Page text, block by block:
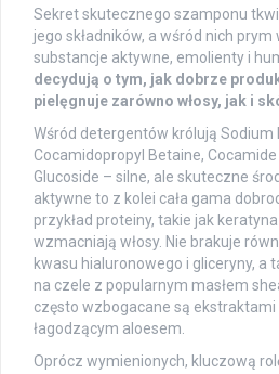
Sekret skutecznego szamponu
jego składników, a wśród nich
substancje aktywne, emolienty i
decydują o tym, jak dobrze
pielęgnuje zarówno włosy, jak i
Wśród detergentów królują Sodium
Cocamidopropyl Betaine, Cocamide
Glucoside – silne, ale skuteczne
aktywne to z kolei cała gama
przykład proteiny, takie jak
wzmacniają włosy. Nie brakuje
kwasu hialuronowego i gliceryny, a
na czele z popularnym masłem
często wzbogacane są ekstraktami
łagodzącym aloesem.
Oprócz wymienionych, kluczową